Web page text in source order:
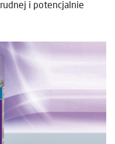
i potencjalnie